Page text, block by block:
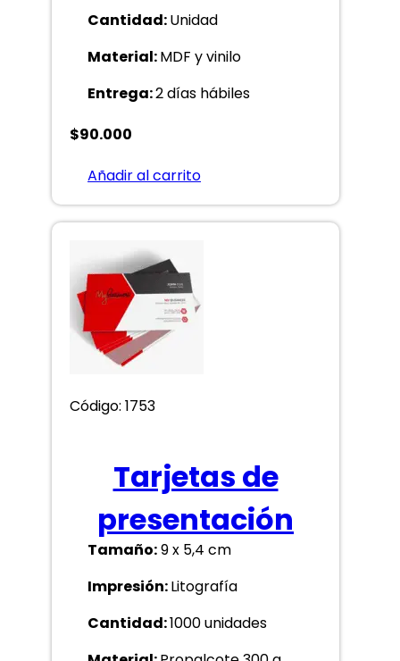
Cantidad:Unidad
Material:MDF y vinilo
Entrega:2 días hábiles
$90.000
Añadir al carrito
Código: 1753
Tarjetas de
presentación
Tamaño:9 x 5,4 cm
Impresión:Litografía
Cantidad:1000 unidades